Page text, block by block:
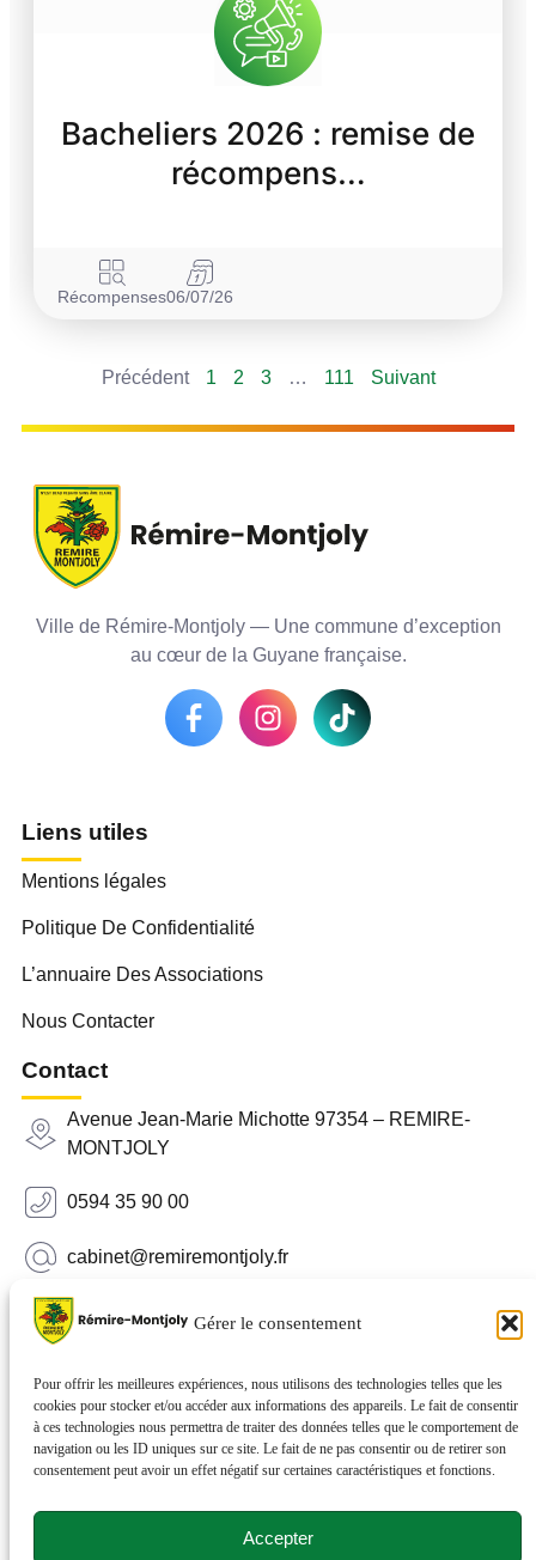
Gérer le consentement
Pour offrir les meilleures expériences, nous utilisons des technologies telles que les
cookies pour stocker et/ou accéder aux informations des appareils. Le fait de consentir
à ces technologies nous permettra de traiter des données telles que le comportement de
navigation ou les ID uniques sur ce site. Le fait de ne pas consentir ou de retirer son
consentement peut avoir un effet négatif sur certaines caractéristiques et fonctions.
Accepter
Bacheliers 2026 : remise de
récompens…
Récompenses06/07/26
Précédent 1 2 3 … 111 Suivant
Ville de Rémire-Montjoly — Une commune d’exception
au cœur de la Guyane française.
Liens utiles
Mentions légales
Politique De Confidentialité
L’annuaire Des Associations
Nous Contacter
Contact
Avenue Jean-Marie Michotte 97354 – REMIRE-
MONTJOLY
0594 35 90 00
cabinet@remiremontjoly.fr
Newsletter
nouvelles de votre commune.